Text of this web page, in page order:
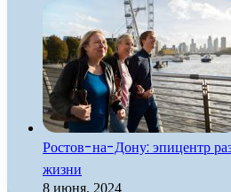
Ростов-на-Дону: эпицентр
жизни
8 июня, 2024